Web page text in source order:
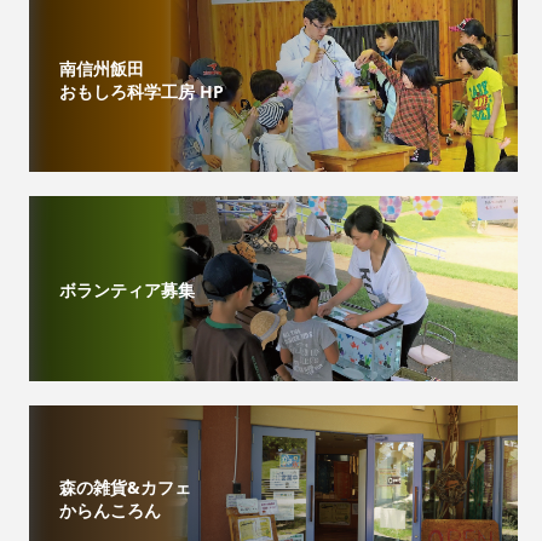
南信州飯田
おもしろ科学工房 HP
ボランティア募集
森の雑貨&カフェ
からんころん